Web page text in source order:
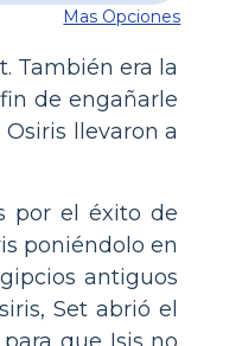
Mas Opciones
También era la
de engañarle
llevaron a
por el éxito de
poniéndolo en
antiguos
Set abrió el